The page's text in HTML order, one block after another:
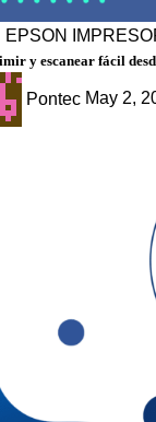
EPSON
y escanear fácil
Pontec May 2,